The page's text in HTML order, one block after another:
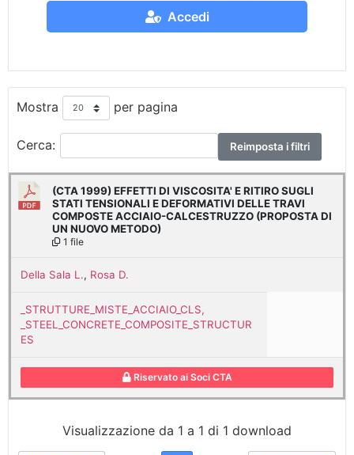
Accedi
Mostra per pagina
Cerca: Reimposta i filtri
(CTA 1999) EFFETTI DI VISCOSITA' E RITIRO SUGLI
STATI TENSIONALI E DEFORMATIVI DELLE TRAVI
COMPOSTE ACCIAIO-CALCESTRUZZO (PROPOSTA DI
UN NUOVO METODO)
1 file
Della Sala L., Rosa D.
_STRUTTURE_MISTE_ACCIAIO_CLS,
_STEEL_CONCRETE_COMPOSITE_STRUCTUR
ES
Riservato ai Soci CTA
Visualizzazione da 1 a 1 di 1 download